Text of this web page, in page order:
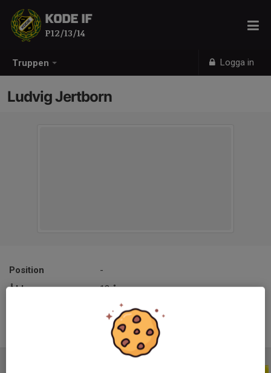
Truppen Logga in
KODE IF
P12/13/14
Ludvig Jertborn
Position
-
Ålder
13 år